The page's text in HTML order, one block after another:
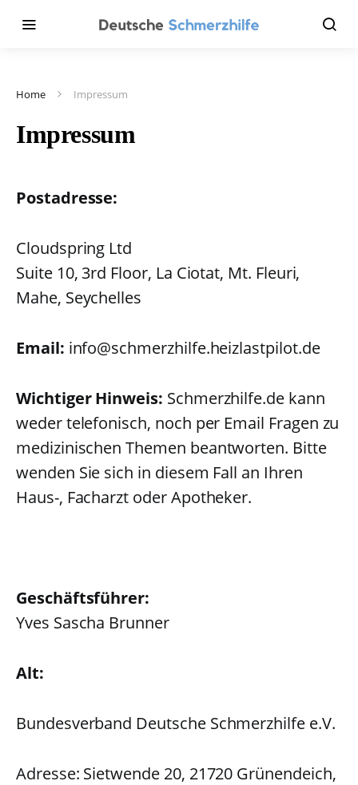
Home Impressum
Impressum
Postadresse:
Cloudspring Ltd
Suite 10, 3rd Floor, La Ciotat, Mt. Fleuri,
Mahe, Seychelles
Email: info@schmerzhilfe.heizlastpilot.de
Wichtiger Hinweis: Schmerzhilfe.de kann
weder telefonisch, noch per Email Fragen zu
medizinischen Themen beantworten. Bitte
wenden Sie sich in diesem Fall an Ihren
Haus-, Facharzt oder Apotheker.
Geschäftsführer:
Yves Sascha Brunner
Alt:
Bundesverband Deutsche Schmerzhilfe e.V.
Adresse: Sietwende 20, 21720 Grünendeich,